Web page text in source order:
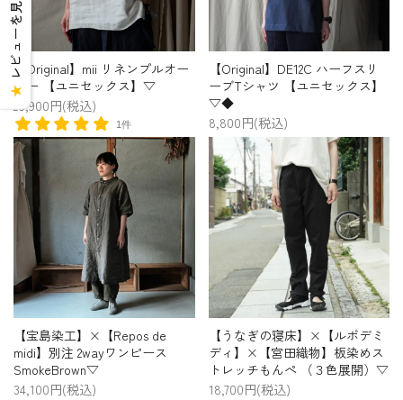
【Original】mii リネンプルオー
バー 【ユニセックス】▽
20,900円(税込)
1件
【Original】DE12C ハーフスリ
ーブTシャツ 【ユニセックス】
▽◆
8,800円(税込)
【宝島染工】×【Repos de
midi】別注 2wayワンピース
SmokeBrown▽
34,100円(税込)
【うなぎの寝床】×【ルポデミ
ディ】×【宮田織物】板染めス
トレッチもんぺ （３色展開）▽
18,700円(税込)
★
レビューを見る